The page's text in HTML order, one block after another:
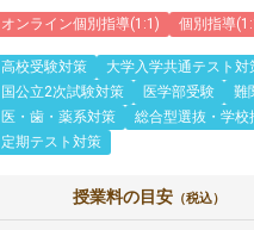
オンライン個別指導(1:1) 個別指導
高校受験対策
大学入学共通テスト対
国公立2次試験対策
医学部受験
難
医・歯・薬系対策
総合型選抜・学校
定期テスト対策
授業料の目安 （税込）